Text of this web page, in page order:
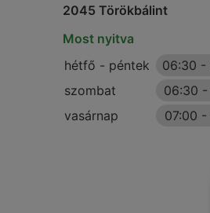
2045 Törökbálint
Most nyitva
hétfő - péntek
06:30 -
szombat
06:30 -
vasárnap
07:00 -